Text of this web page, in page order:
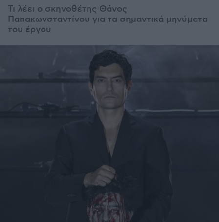
Τι λέει ο σκηνοθέτης Θάνος
Παπακωνσταντίνου για τα σημαντικά μηνύματα
του έργου